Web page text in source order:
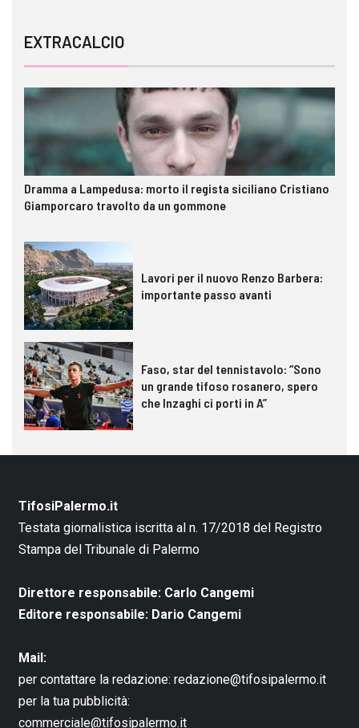
EXTRACALCIO
Dramma a Lampedusa: morto il regista siciliano Cristiano
Giamporcaro travolto da un gommone
Lavori per il nuovo Renzo Barbera:
importante passo avanti
Faso, star del tennistavolo: “Sono
un grande tifoso rosanero, spero
che Inzaghi ci porti in A”
TifosiPalermo.it
Testata giornalistica iscritta al n. 17/2018 del Registro
Stampa del Tribunale di Palermo
Direttore responsabile: Carlo Cangemi
Editore responsabile: Dario Cangemi
Mail:
per contattare la redazione: redazione@tifosipalermo.it
per la tua pubblicità:
commerciale@tifosipalermo.it